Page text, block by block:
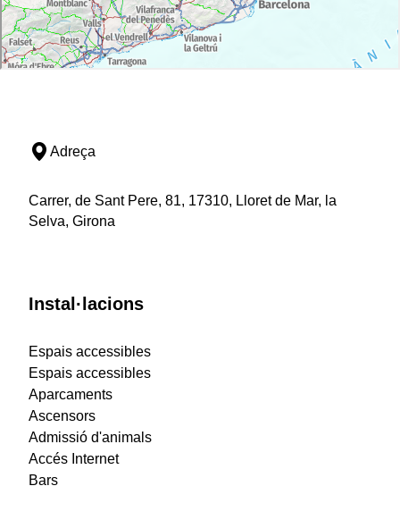
Adreça
Carrer, de Sant Pere, 81, 17310, Lloret de Mar, la
Selva, Girona
Instal·lacions
Espais accessibles
Espais accessibles
Aparcaments
Ascensors
Admissió d'animals
Accés Internet
Bars